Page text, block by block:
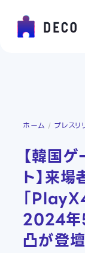
ホーム プレスリ
【韓国
ト】来
「
2024年
凸が登壇